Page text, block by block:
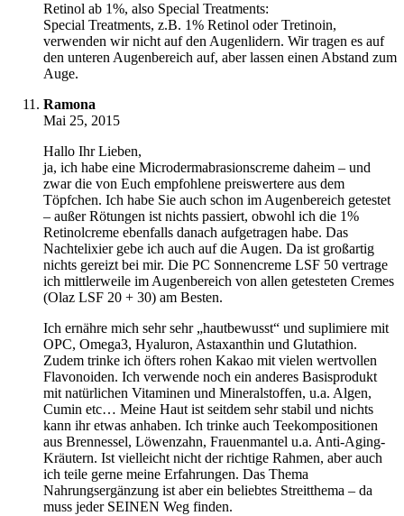
Retinol ab 1%, also Special Treatments:
Special Treatments, z.B. 1% Retinol oder Tretinoin,
verwenden wir nicht auf den Augenlidern. Wir tragen es auf
den unteren Augenbereich auf, aber lassen einen Abstand zum
Auge.
Ramona
Mai 25, 2015
Hallo Ihr Lieben,
ja, ich habe eine Microdermabrasionscreme daheim – und
zwar die von Euch empfohlene preiswertere aus dem
Töpfchen. Ich habe Sie auch schon im Augenbereich getestet
– außer Rötungen ist nichts passiert, obwohl ich die 1%
Retinolcreme ebenfalls danach aufgetragen habe. Das
Nachtelixier gebe ich auch auf die Augen. Da ist großartig
nichts gereizt bei mir. Die PC Sonnencreme LSF 50 vertrage
ich mittlerweile im Augenbereich von allen getesteten Cremes
(Olaz LSF 20 + 30) am Besten.
Ich ernähre mich sehr sehr „hautbewusst“ und suplimiere mit
OPC, Omega3, Hyaluron, Astaxanthin und Glutathion.
Zudem trinke ich öfters rohen Kakao mit vielen wertvollen
Flavonoiden. Ich verwende noch ein anderes Basisprodukt
mit natürlichen Vitaminen und Mineralstoffen, u.a. Algen,
Cumin etc… Meine Haut ist seitdem sehr stabil und nichts
kann ihr etwas anhaben. Ich trinke auch Teekompositionen
aus Brennessel, Löwenzahn, Frauenmantel u.a. Anti-Aging-
Kräutern. Ist vielleicht nicht der richtige Rahmen, aber auch
ich teile gerne meine Erfahrungen. Das Thema
Nahrungsergänzung ist aber ein beliebtes Streitthema – da
muss jeder SEINEN Weg finden.